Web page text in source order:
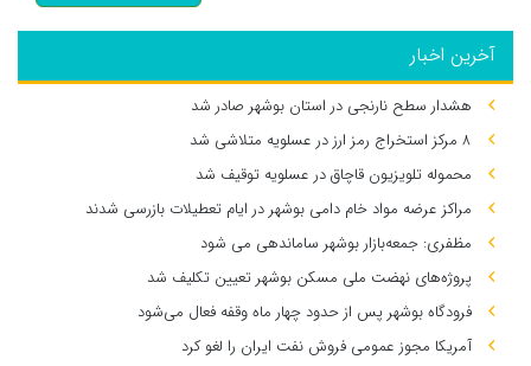
آخرین اخبار
هشدار سطح نارنجی در استان بوشهر صادر شد
۸ مرکز استخراج رمز ارز در عسلویه متلاشی شد
محموله تلویزیون قاچاق در عسلویه توقیف شد
مراکز عرضه مواد خام دامی بوشهر در ایام تعطیلات بازرسی شدند
مظفری: جمعه‌بازار بوشهر ساماندهی می‌ شود
پروژه‌های نهضت ملی مسکن بوشهر تعیین تکلیف شد
فرودگاه بوشهر پس از حدود چهار ماه وقفه فعال می‌شود
آمریکا مجوز عمومی فروش نفت ایران را لغو کرد